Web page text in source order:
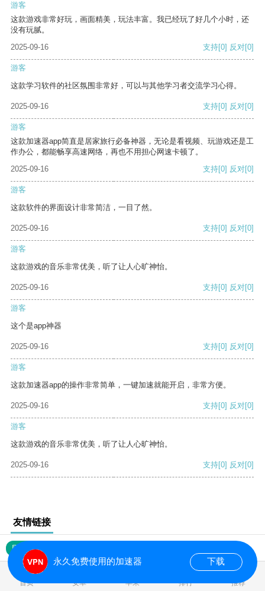
游客
这款游戏非常好玩，画面精美，玩法丰富。我已经玩了好几个小时，还
没有玩腻。
2025-09-16
支持[0] 反对[0]
游客
这款学习软件的社区氛围非常好，可以与其他学习者交流学习心得。
2025-09-16 支持[0] 反对[0]
游客
这款加速器app简直是居家旅行必备神器，无论是看视频、玩游戏还是工
作办公，都能畅享高速网络，再也不用担心网速卡顿了。
2025-09-16
支持[0] 反对[0]
游客
这款软件的界面设计非常简洁，一目了然。
2025-09-16 支持[0] 反对[0]
游客
这款游戏的音乐非常优美，听了让人心旷神怡。
2025-09-16 支持[0] 反对[0]
游客
这个是app神器
2025-09-16 支持[0] 反对[0]
游客
这款加速器app的操作非常简单，一键加速就能开启，非常方便。
2025-09-16 支持[0] 反对[0]
游客
这款游戏的音乐非常优美，听了让人心旷神怡。
2025-09-16 支持[0] 反对[0]
友情链接
网站地图
首页 安卓 苹果 排行 推荐
永久免费使用的加速器 下载
0.020761s